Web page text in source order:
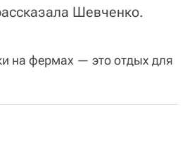
Шевченко.
на фермах — это отдых для